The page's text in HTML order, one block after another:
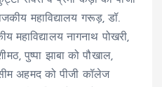
महाविद्यालय गरूड़, डॉ.
महाविद्यालय नागनाथ पोखरी,
पुष्पा झाबा को पौखाल,
अहमद को पीजी कॉलेज